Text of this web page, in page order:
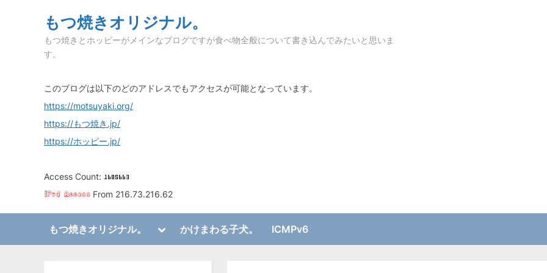
もつ焼きオリジナル。
もつ焼きとホッピーがメインなブログですが食べ物全般について書き込んでみたいと思いま
す。
このブログは以下のどのアドレスでもアクセスが可能となっています。
https://motsuyaki.org/
https://もつ焼き.jp/
https://ホッピー.jp/
Access Count:
From 216.73.216.62
もつ焼きオリジナル。
Toggle
menu
Toggle
かけまわる子犬。 ICMPv6